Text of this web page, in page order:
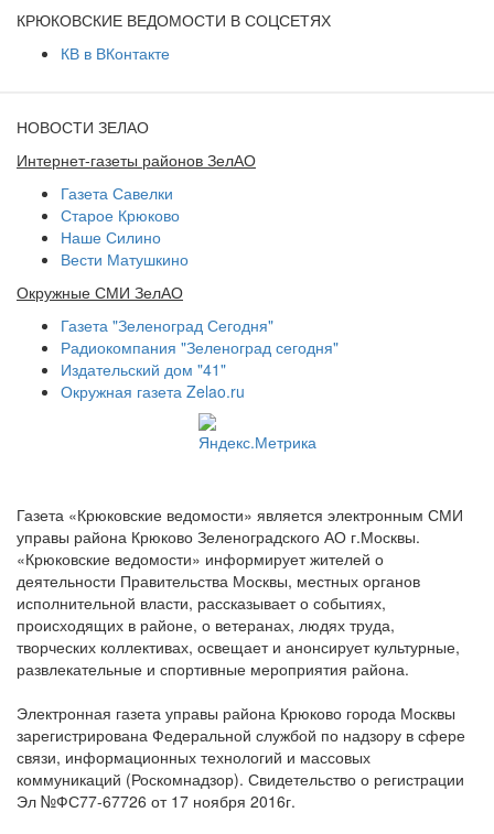
КРЮКОВСКИЕ ВЕДОМОСТИ В СОЦСЕТЯХ
КВ в ВКонтакте
НОВОСТИ ЗЕЛАО
Интернет-газеты районов ЗелАО
Газета Савелки
Старое Крюково
Наше Силино
Вести Матушкино
Окружные СМИ ЗелАО
Газета "Зеленоград Сегодня"
Радиокомпания "Зеленоград сегодня"
Издательский дом "41"
Окружная газета Zelao.ru
Газета «Крюковские ведомости» является электронным СМИ
управы района Крюково Зеленоградского АО г.Москвы.
«Крюковские ведомости» информирует жителей о
деятельности Правительства Москвы, местных органов
исполнительной власти, рассказывает о событиях,
происходящих в районе, о ветеранах, людях труда,
творческих коллективах, освещает и анонсирует культурные,
развлекательные и спортивные мероприятия района.
Электронная газета управы района Крюково города Москвы
зарегистрирована Федеральной службой по надзору в сфере
связи, информационных технологий и массовых
коммуникаций (Роскомнадзор). Свидетельство о регистрации
Эл №ФС77-67726 от 17 ноября 2016г.